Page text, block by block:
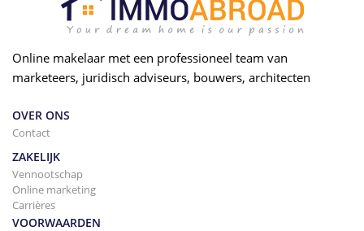
Online makelaar met een professioneel team van
marketeers, juridisch adviseurs, bouwers, architecten
OVER ONS
Contact
ZAKELIJK
Vennootschap
Online marketing
Carrières
VOORWAARDEN